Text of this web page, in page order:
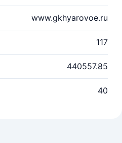
www.gkhyarovoe.ru
117
440557.85
40